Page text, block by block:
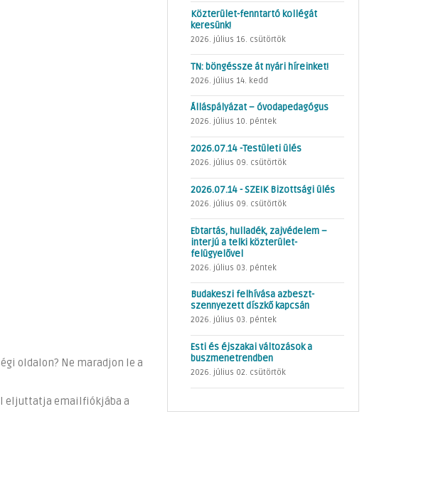
oldalon? Ne maradjon le a
eljuttatja emailfiókjába a
Közterület-fenntartó kollégát
keresünk!
2026. július 16. csütörtök
TN: böngéssze át nyári híreinket!
2026. július 14. kedd
Álláspályázat – óvodapedagógus
2026. július 10. péntek
2026.07.14 -Testületi ülés
2026. július 09. csütörtök
2026.07.14 - SZEIK Bizottsági ülés
2026. július 09. csütörtök
Ebtartás, hulladék, zajvédelem –
interjú a telki közterület-
felügyelővel
2026. július 03. péntek
Budakeszi felhívása azbeszt-
szennyezett díszkő kapcsán
2026. július 03. péntek
Esti és éjszakai változások a
buszmenetrendben
2026. július 02. csütörtök